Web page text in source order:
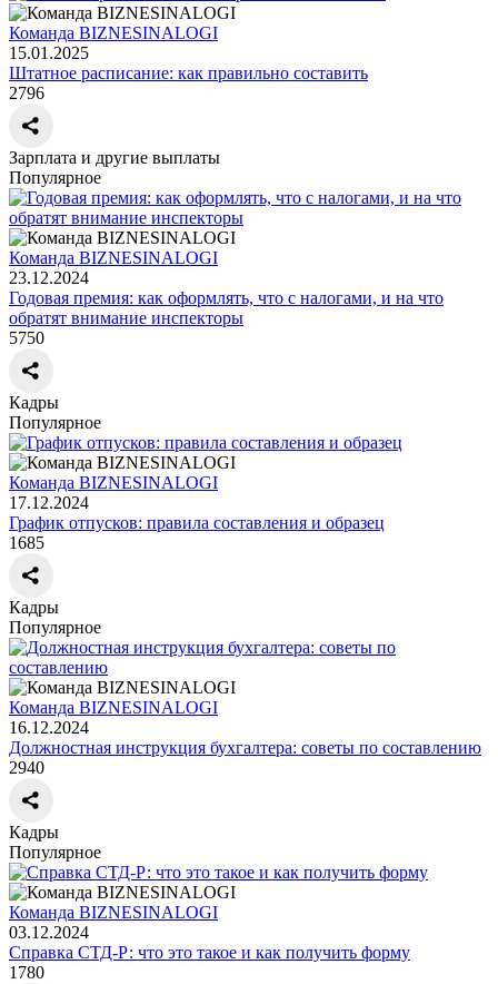
Команда BIZNESINALOGI
15.01.2025
Штатное расписание: как правильно составить
2796
Зарплата и другие выплаты
Популярное
Команда BIZNESINALOGI
23.12.2024
Годовая премия: как оформлять, что с налогами, и на что
обратят внимание инспекторы
5750
Кадры
Популярное
Команда BIZNESINALOGI
17.12.2024
График отпусков: правила составления и образец
1685
Кадры
Популярное
Команда BIZNESINALOGI
16.12.2024
Должностная инструкция бухгалтера: советы по составлению
2940
Кадры
Популярное
Команда BIZNESINALOGI
03.12.2024
Справка СТД-Р: что это такое и как получить форму
1780